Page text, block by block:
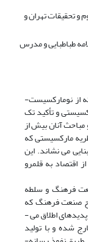
تحقیقات تهران و
طباطبایی و مدرس
نظریه انتقادیِ مکتب فرانکفورت محصول آن دسته از نومارکسیست­
و تأکید تک
مباحث آنان بیش از
مارکسیستی که
می­ نشاند. این
اقتصاد به قلمرو
فرهنگ و سلطه
صنعت فرهنگ که
اطلاق می
شده و با تولید